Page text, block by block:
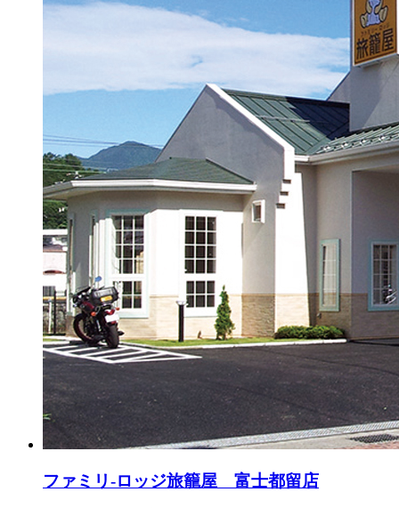
ファミリ-ロッジ旅籠屋 富士都留店